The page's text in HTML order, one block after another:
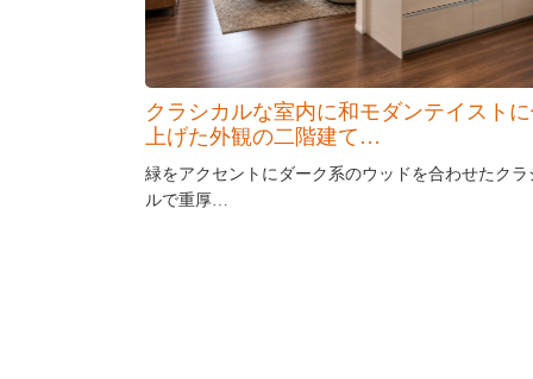
クラシカルな室内に和モダンテイスト
上げた外観の二階建て…
緑をアクセントにダーク系のウッドを合わせたクラ
ルで重厚…